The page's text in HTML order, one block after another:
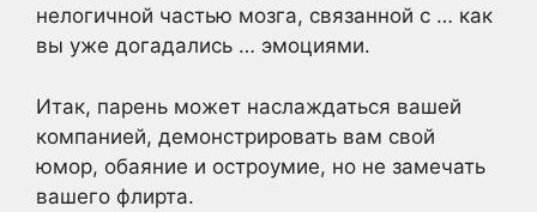
нелогичной частью мозга, связанной с … как
вы уже догадались … эмоциями.
Итак, парень может наслаждаться вашей
компанией, демонстрировать вам свой
юмор, обаяние и остроумие, но не замечать
вашего флирта.